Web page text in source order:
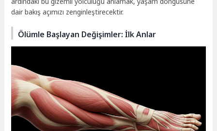
dair bakış açımızı zenginleştirecektir.
Ölümle Başlayan Değişimler: İlk Anlar